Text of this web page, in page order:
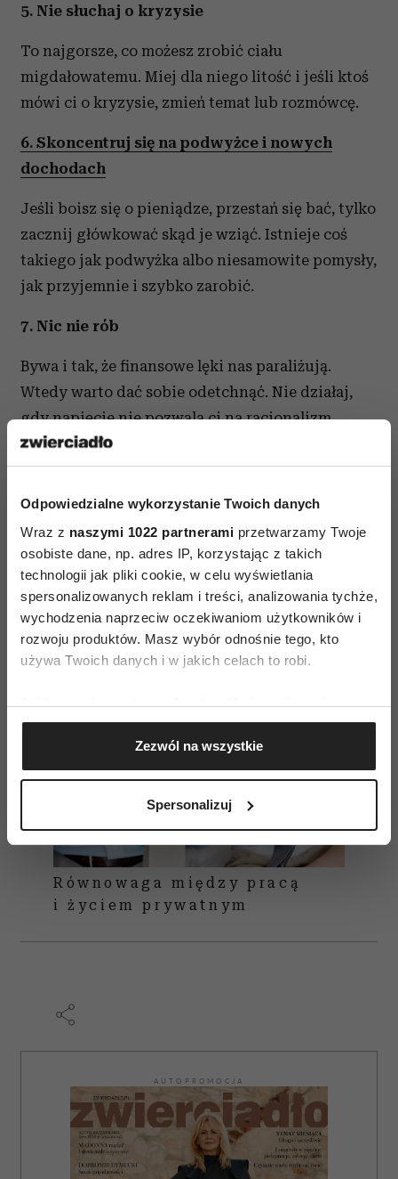
Odpowiedzialne wykorzystanie Twoich danych
Wraz z naszymi 1022 partnerami przetwarzamy Twoje
osobiste dane, np. adres IP, korzystając z takich
technologii jak pliki cookie, w celu wyświetlania
spersonalizowanych reklam i treści, analizowania tychże,
wychodzenia naprzeciw oczekiwaniom użytkowników i
rozwoju produktów. Masz wybór odnośnie tego, kto
używa Twoich danych i w jakich celach to robi.
Jeśli wyrazisz na to zgodę, chcielibyśmy również:
Gromadzić dane dotyczące Twojej lokalizacji
geograficznej z dokładnością nawet do kilku metrów
Identyfikować Twoje urządzenie, aktywnie
(fingerprinting, czyli wirtualny odcisk palca)
dane są przetwarzane oraz ustaw własne preferencje w
sekcji szczegółów . W Deklaracji plików cookie możesz
zmienić lub wycofać swoją zgodę w dowolnej chwili.
Wykorzystujemy pliki cookie do spersonalizowania treści
korzystasz z naszej witryny, udostępniamy partnerom
społecznościowym, reklamowym i analitycznym.
Partnerzy mogą połączyć te informacje z innymi danymi
korzystania z ich usług.
Zezwól na wszystkie
Spersonalizuj
5. Nie słuchaj o kryzysie
To najgorsze, co możesz zrobić ciału
migdałowatemu. Miej dla niego litość i jeśli ktoś
mówi ci o kryzysie, zmień temat lub rozmówcę.
6. Skoncentruj się na podwyżce i nowych
dochodach
Jeśli boisz się o pieniądze, przestań się bać, tylko
zacznij główkować skąd je wziąć. Istnieje coś
takiego jak podwyżka albo niesamowite pomysły,
jak przyjemnie i szybko zarobić.
7. Nic nie rób
Bywa i tak, że finansowe lęki nas paraliżują.
Wtedy warto dać sobie odetchnąć. Nie działaj,
gdy napięcie nie pozwala ci na racjonalizm.
Powodowana emocjami, niewiele zdziałasz.
Pomyśl, że dzisiaj, jutro i pojutrze jeszcze masz
co jeść i przez 3 dni odpocznij.
8. Zaufaj
Czytaj także
Równowaga między pracą
i życiem prywatnym
AUTOPROMOCJA